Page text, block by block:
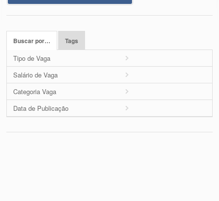
Buscar por… Tags
Tipo de Vaga
Salário de Vaga
Categoria Vaga
Data de Publicação